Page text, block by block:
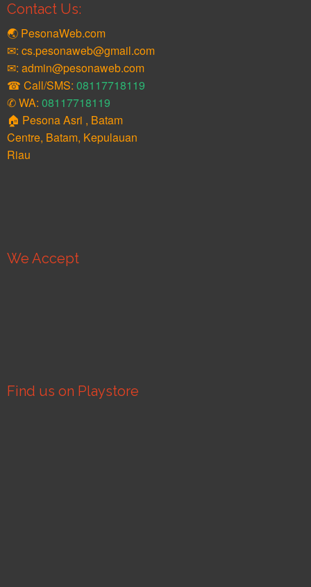
Contact Us:
🌏 PesonaWeb.com
✉: cs.pesonaweb@gmail.com
✉: admin@pesonaweb.com
☎ Call/SMS: 08117718119
✆ WA: 08117718119
🏠 Pesona Asri , Batam
Centre, Batam, Kepulauan
Riau
We Accept
Find us on Playstore